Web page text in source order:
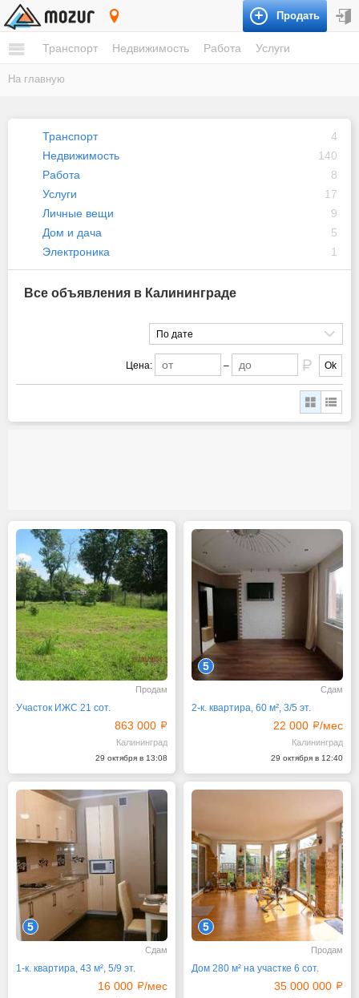
Продать
Транспорт Недвижимость Работа Услуги
На главную
Транспорт
4
Недвижимость
140
Работа
8
Услуги
17
Личные вещи
9
Дом и дача
5
Электроника
1
Все объявления в Калининграде
По дате
Цена: – Ok
Продам
Участок ИЖС 21 сот.
863 000
Калининград
29 октября в 13:08
5
Сдам
2-к. квартира, 60 м², 3/5 эт.
22 000 /мес
Калининград
29 октября в 12:40
5
Сдам
1-к. квартира, 43 м², 5/9 эт.
16 000 /мес
5
Продам
Дом 280 м² на участке 6 сот.
35 000 000